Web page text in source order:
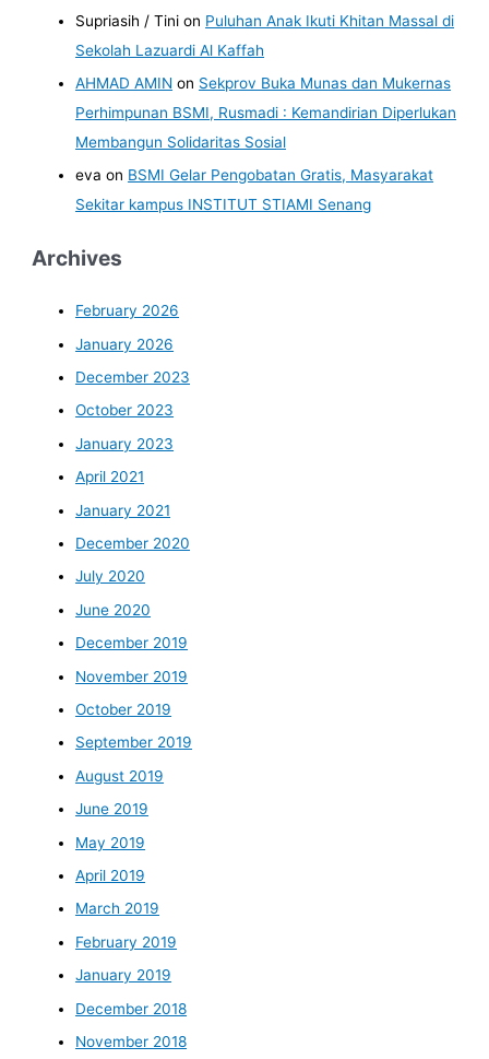
Supriasih / Tini on Puluhan Anak Ikuti Khitan Massal di
Sekolah Lazuardi Al Kaffah
AHMAD AMIN on Sekprov Buka Munas dan Mukernas
Perhimpunan BSMI, Rusmadi : Kemandirian Diperlukan
Membangun Solidaritas Sosial
eva on BSMI Gelar Pengobatan Gratis, Masyarakat
Sekitar kampus INSTITUT STIAMI Senang
Archives
February 2026
January 2026
December 2023
October 2023
January 2023
April 2021
January 2021
December 2020
July 2020
June 2020
December 2019
November 2019
October 2019
September 2019
August 2019
June 2019
May 2019
April 2019
March 2019
February 2019
January 2019
December 2018
November 2018